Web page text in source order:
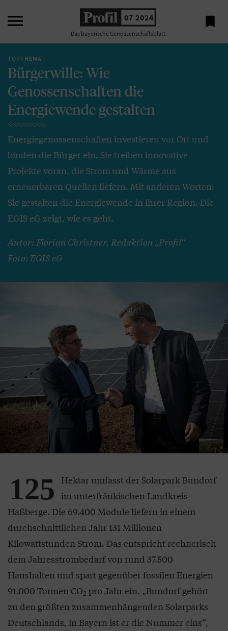
 07 2024
Das bayerische Genossenschaftsblatt

TOPTHEMA
Bürgerwille: Wie
Genossenschaften die
Energiewende gestalten
Energiegenossenschaften investieren vor Ort und
binden die Bürger ein. Sie treiben innovative
Projekte voran, die Strom und Wärme aus
erneuerbaren Quellen liefern. Mit anderen Worten:
Sie gestalten die Energiewende in ihrer Region. Die
EGIS eG zeigt, wie es geht.
Autor: Florian Christner, Redaktion „Profil“
Foto: EGIS eG
125 Hektar umfasst der Solarpark Bundorf
im unterfränkischen Landkreis
Haßberge. Die 69.400 Module liefern in einem
durchschnittlichen Jahr 131 Millionen
Kilowattstunden Strom. Das entspricht rechnerisch
dem Jahresstrombedarf von rund 37.500
Haushalten und spart gegenüber fossilen Energien
91.000 Tonnen CO2 pro Jahr ein. „Bundorf gehört
zu den größten zusammenhängenden Solarparks
Deutschlands, in Bayern ist er die Nummer eins“,